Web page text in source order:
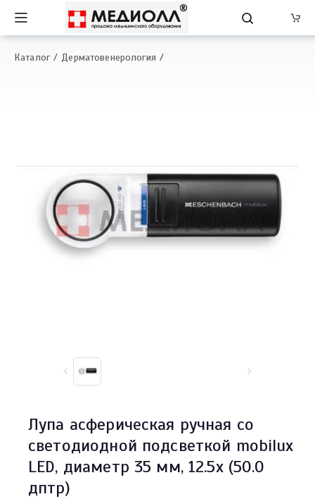
Каталог Дерматовенерология
Лупа асферическая ручная со
светодиодной подсветкой mobilux
LED, диаметр 35 мм, 12.5х (50.0
дптр)